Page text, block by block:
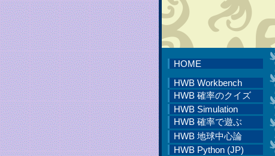
HWB
HOME
HWB Workbench
HWB 確率のクイズ
HWB Simulation
HWB 確率で遊ぶ
HWB 地球中心論
HWB Python (JP)